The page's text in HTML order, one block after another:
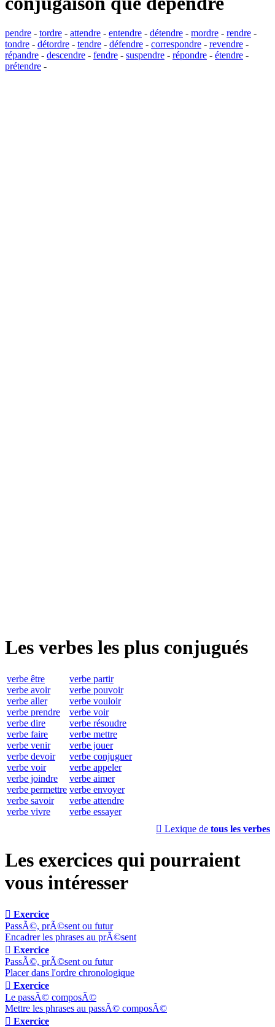
pendre - tordre - attendre - entendre - détendre - mordre - rendre -
tondre - détordre - tendre - défendre - correspondre - revendre -
répandre - descendre - fendre - suspendre - répondre - étendre -
prétendre -
Les verbes les plus conjugués
verbe être
verbe avoir
verbe aller
verbe prendre
verbe dire
verbe faire
verbe venir
verbe devoir
verbe voir
verbe joindre
verbe permettre
verbe savoir
verbe vivre
verbe partir
verbe pouvoir
verbe vouloir
verbe voir
verbe résoudre
verbe mettre
verbe jouer
verbe conjuguer
verbe appeler
verbe aimer
verbe envoyer
verbe attendre
verbe essayer
 Lexique de tous les verbes
Les exercices qui pourraient
vous intéresser
 Exercice
PassÃ©, prÃ©sent ou futur
Encadrer les phrases au prÃ©sent
 Exercice
PassÃ©, prÃ©sent ou futur
Placer dans l'ordre chronologique
 Exercice
Le passÃ© composÃ©
Mettre les phrases au passÃ© composÃ©
 Exercice